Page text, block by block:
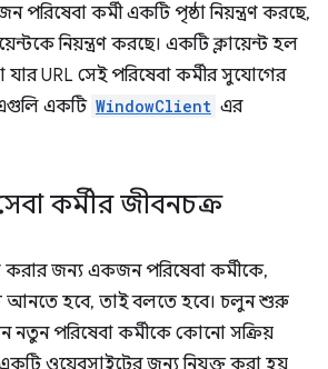
কর্মী একটি পৃষ্ঠা নিয়ন্ত্রণ করছে,
নিয়ন্ত্রণ করছে। একটি ক্লায়েন্ট হল
URL সেই পরিষেবা কর্মীর সুযোগের
একটি WindowClient এর
কর্মীর জীবনচক্র
করার জন্য একজন পরিষেবা কর্মীকে,
আনতে হবে, তাই বলতে হবে। চলুন শুরু
পরিষেবা কর্মীকে কোনো সক্রিয়
একটি ওয়েবসাইটের জন্য নিযুক্ত করা হয়